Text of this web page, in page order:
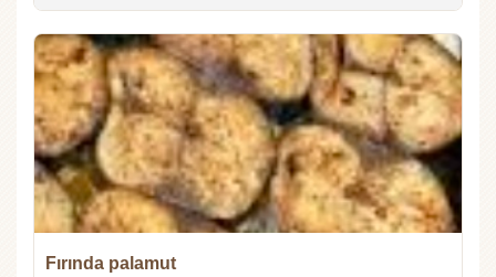
Fırında palamut